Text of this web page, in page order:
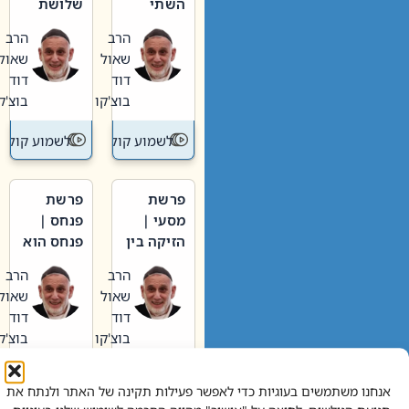
אנחנו משתמשים בעוגיות כדי לאפשר פעילות תקינה של האתר ולנתח את
וערב של
חיינו
הרב
שאול
דוד
בוצ'קו
לשמוע קול תורה – מדרש
האבות
הרב
שאול
דוד
בוצ'קו
לשמוע קול
פרשת
מסעי |
הזיקה בין
הגדול לעם הרב
שאול
דוד
בוצ'קו
לשמוע קול תורה – מדרש
פרשת
פנחס |
פנחס הוא
אליהו: בין
קנאות
הורסת
לקנאות
בונה
הרב
שאול
דוד
בוצ'קו
לשמוע קול